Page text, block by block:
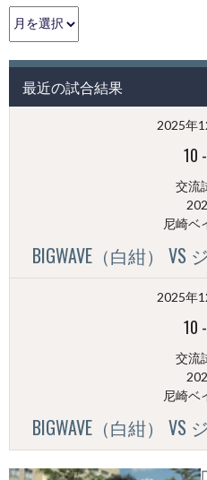
過
去
投
（月
最近の試合結果
2025年
10 -
交流
尼崎ベ
BIGWAVE（白紺）
2025年
10 -
交流
尼崎ベ
BIGWAVE（白紺）